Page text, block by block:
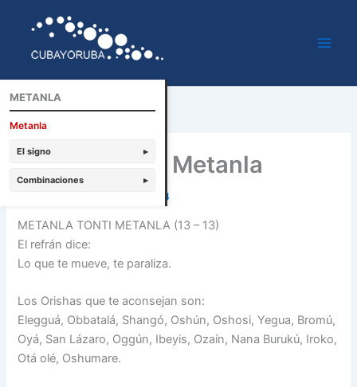
contenido
Metanla tonti Metanla
febrero 5, 2014
METANLA TONTI METANLA (13 – 13)
El refrán dice:
Lo que te mueve, te paraliza.
Los Orishas que te aconsejan son:
Elegguá, Obbatalá, Shangó, Oshún, Oshosi, Yegua, Bromú,
Oyá, San Lázaro, Oggún, Ibeyis, Ozaín, Nana Burukú, Iroko,
Otá olé, Oshumare.
METANLA
Metanla
El signo ▸
Combinaciones ▸